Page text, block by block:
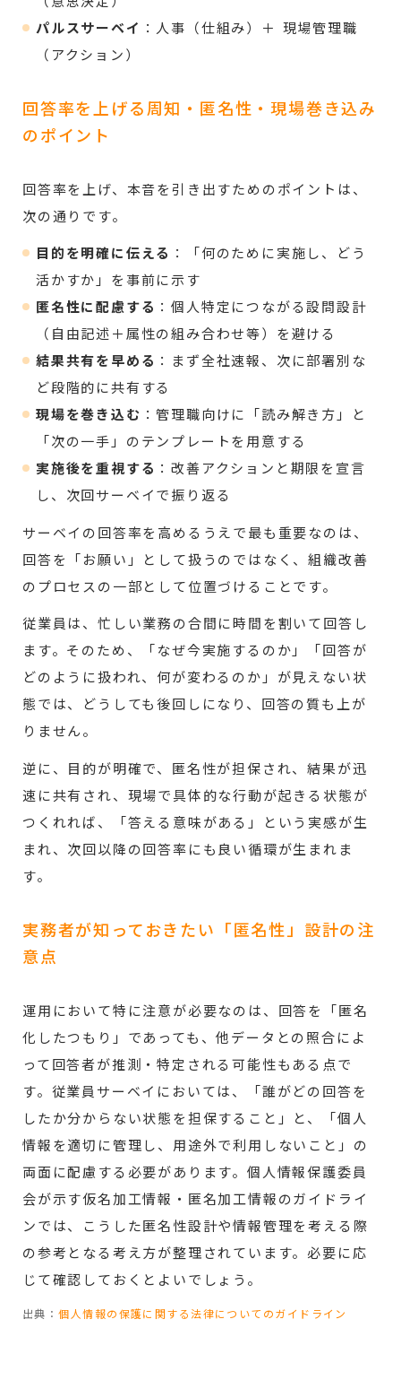
パルスサーベイ ：人事（仕組み）＋ 現場管理職
（アクション）
回答率を上げる周知・匿名性・現場巻き込み
のポイント
回答率を上げ、本音を引き出すためのポイントは、
次の通りです。
目的を明確に伝える ：「何のために実施し、どう
活かすか」を事前に示す
匿名性に配慮する ：個人特定につながる設問設計
（自由記述＋属性の組み合わせ等）を避ける
結果共有を早める ：まず全社速報、次に部署別な
ど段階的に共有する
現場を巻き込む ：管理職向けに「読み解き方」と
「次の一手」のテンプレートを用意する
実施後を重視する ：改善アクションと期限を宣言
し、次回サーベイで振り返る
サーベイの回答率を高めるうえで最も重要なのは、
回答を「お願い」として扱うのではなく、組織改善
のプロセスの一部として位置づけることです。
従業員は、忙しい業務の合間に時間を割いて回答し
ます。そのため、「なぜ今実施するのか」「回答が
どのように扱われ、何が変わるのか」が見えない状
態では、どうしても後回しになり、回答の質も上が
りません。
逆に、目的が明確で、匿名性が担保され、結果が迅
速に共有され、現場で具体的な行動が起きる状態が
つくれれば、「答える意味がある」という実感が生
まれ、次回以降の回答率にも良い循環が生まれま
す。
実務者が知っておきたい「匿名性」設計の注
意点
運用において特に注意が必要なのは、回答を「匿名
化したつもり」であっても、他データとの照合によ
って回答者が推測・特定される可能性もある点で
す。従業員サーベイにおいては、「誰がどの回答を
したか分からない状態を担保すること」と、「個人
情報を適切に管理し、用途外で利用しないこと」の
両面に配慮する必要があります。個人情報保護委員
会が示す仮名加工情報・匿名加工情報のガイドライ
ンでは、こうした匿名性設計や情報管理を考える際
の参考となる考え方が整理されています。必要に応
じて確認しておくとよいでしょう。
出典：個人情報の保護に関する法律についてのガイドライン